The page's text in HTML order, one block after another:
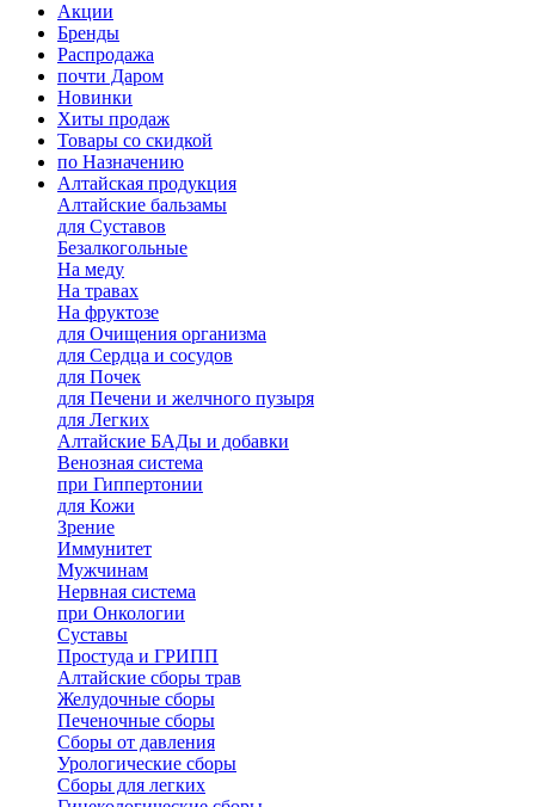
Акции
Бренды
Распродажа
почти Даром
Новинки
Хиты продаж
Товары со скидкой
по Назначению
Алтайская продукция
Алтайские бальзамы
для Суставов
Безалкогольные
На меду
На травах
На фруктозе
для Очищения организма
для Сердца и сосудов
для Почек
для Печени и желчного пузыря
для Легких
Алтайские БАДы и добавки
Венозная система
при Гиппертонии
для Кожи
Зрение
Иммунитет
Мужчинам
Нервная система
при Онкологии
Суставы
Простуда и ГРИПП
Алтайские сборы трав
Желудочные сборы
Печеночные сборы
Сборы от давления
Урологические сборы
Сборы для легких